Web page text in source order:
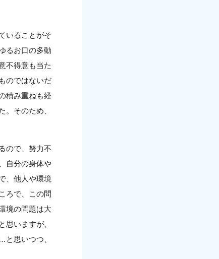
いることがそ
るお口の多動
不得意も当た
のではないだ
積み重ねも経
そのため、
ので、努力不
自分の身体や
、他人や環境
ろで、この問
境の問題は大
思いますが、
思いつつ、